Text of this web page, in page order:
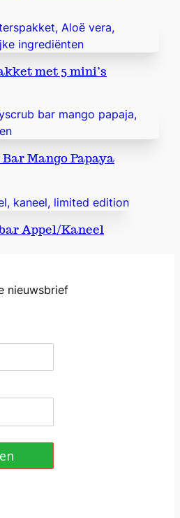
met 5 mini’s
Mango Papaya
Appel/Kaneel
nieuwsbrief